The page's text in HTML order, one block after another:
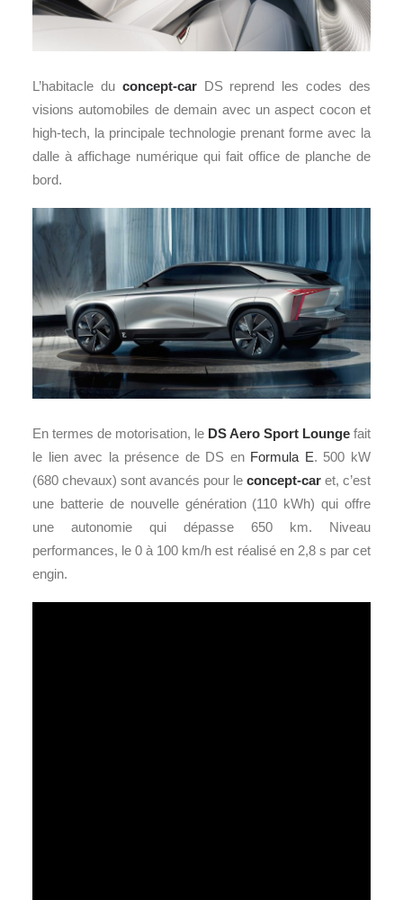
L’habitacle du concept-carDS reprend les codes des
visions automobiles de demain avec un aspect cocon et
high-tech, la principale technologie prenant forme avec la
dalle à affichage numérique qui fait office de planche de
bord.
En termes de motorisation, le DS Aero Sport Lounge fait
le lien avec la présence de DS en Formula E. 500 kW
(680 chevaux) sont avancés pour le concept-car et, c’est
une batterie de nouvelle génération (110 kWh) qui offre
une autonomie qui dépasse 650 km. Niveau
performances, le 0 à 100 km/h est réalisé en 2,8 s par cet
engin.